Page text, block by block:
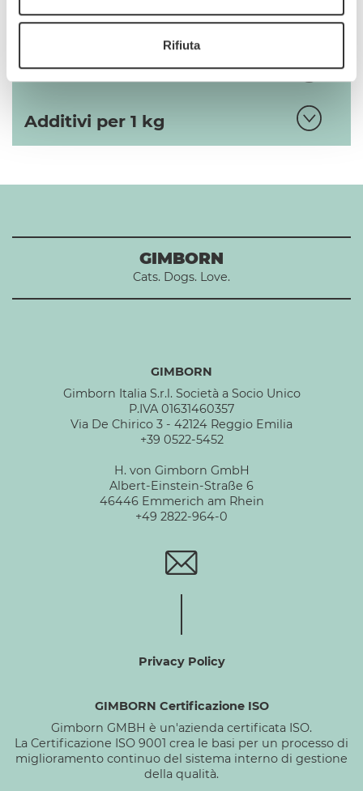
Rifiuta
Uso
Composizione
Additivi per 1 kg
GIMBORN
Cats. Dogs. Love.
GIMBORN
Gimborn Italia S.r.l. Società a Socio Unico
P.IVA 01631460357
Via De Chirico 3 - 42124 Reggio Emilia
+39 0522-5452
H. von Gimborn GmbH
Albert-Einstein-Straße 6
46446 Emmerich am Rhein
+49 2822-964-0
Privacy Policy
GIMBORN Certificazione ISO
Gimborn GMBH è un'azienda certificata ISO.
La Certificazione ISO 9001 crea le basi per un processo di
miglioramento continuo del sistema interno di gestione
della qualità.